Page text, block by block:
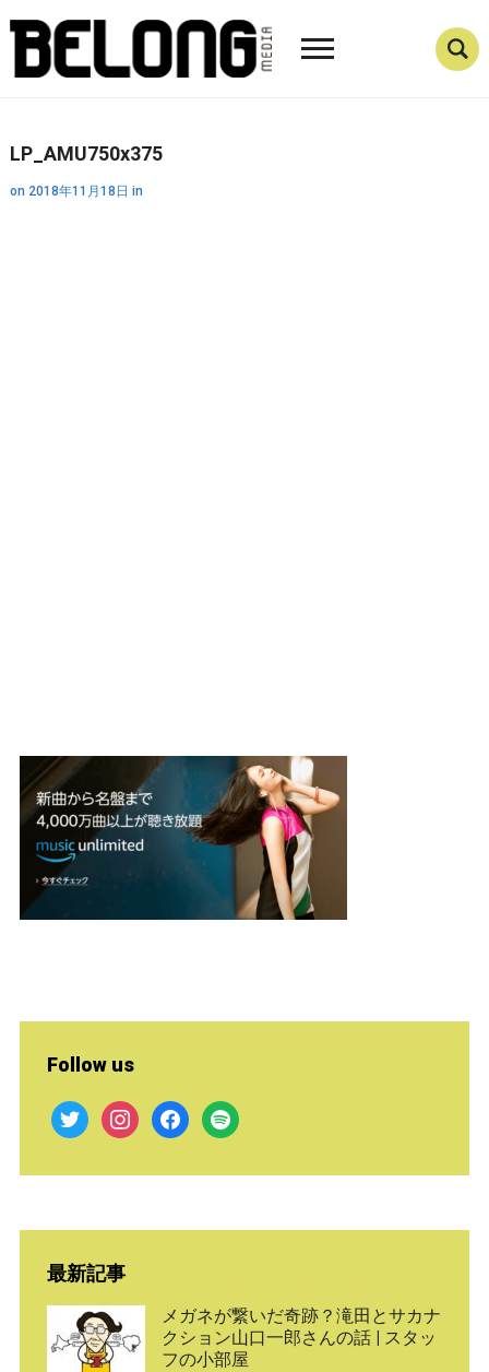
LP_AMU750x375
on 2018年11月18日 in
Follow us
twitter instagramfacebook
spotify
最新記事
メガネが繋いだ奇跡？滝田とサカナ
クション山口一郎さんの話 | スタッ
フの小部屋